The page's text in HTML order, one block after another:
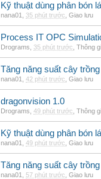
Kỹ thuật dùng phân bón
nana01 35 phút trước Giao lưu
Process IT OPC
Drograms 35 phút trước Thông
Tăng năng suất cây
nana01 42 phút trước Giao lưu
dragonvision 1.0
Drograms 49 phút trước Thông
Kỹ thuật dùng phân bón
nana01 49 phút trước Giao lưu
Tăng năng suất cây
nana01 57 phút trước Giao lưu